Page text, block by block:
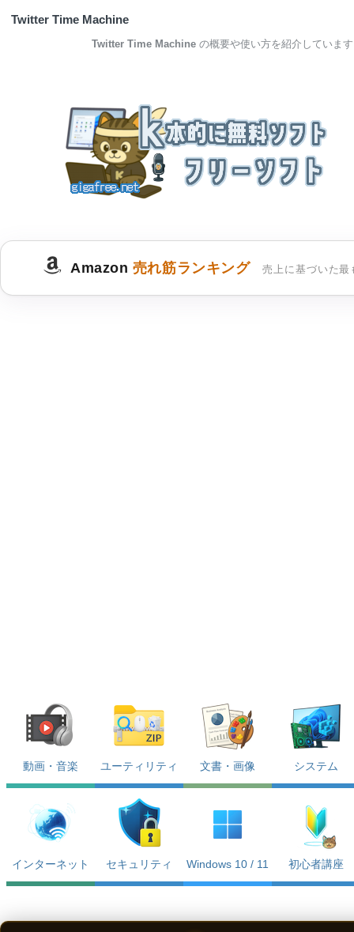
Twitter Time Machine
Twitter Time Machine の概要や使い方を紹介しています
Amazon 売れ筋ランキング 売上に基づいた最
動画・音楽 ユーティリティ 文書・画像 システム
インターネット セキュリティ Windows 10 / 11 初心者講座